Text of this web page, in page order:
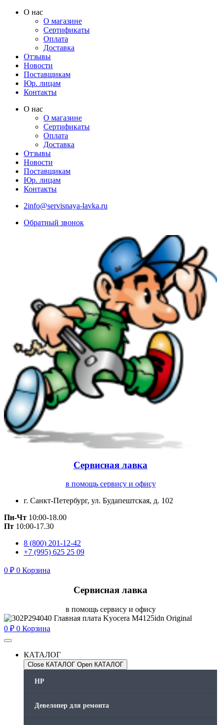
Перейти
содержимому
О нас
О магазине
Сертификаты
Оплата
Доставка
Отзывы
Новости
Поставщикам
Юр. лицам
Контакты
О нас
О магазине
Сертификаты
Оплата
Доставка
Отзывы
Новости
Поставщикам
Юр. лицам
Контакты
2info@servisnaya-lavka.ru
Обратный звонок
Сервисная лавка
в помощь сервису и офису
г. Санкт-Петербург, ул. Будапештская, д. 102
Пн-Чт 10:00-18.00
Пт 10:00-17.30
8 (800) 201-12-42
+7 (995) 625 25 09
0 ₽ 0 Корзина
Сервисная лавка
в помощь сервису и офису
0 ₽ 0 Корзина
КАТАЛОГ
Close КАТАЛОГ Open КАТАЛОГ
HP
Девелопер для ремонта